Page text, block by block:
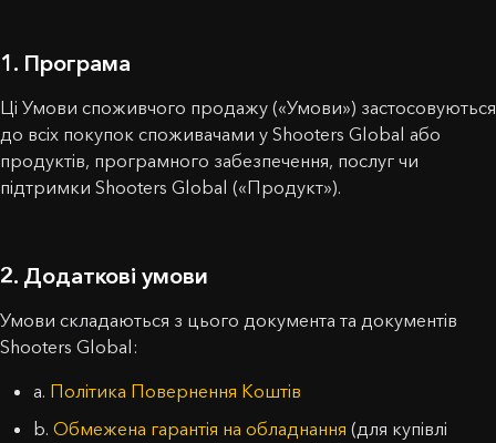
1. Програма
Ці Умови споживчого продажу («Умови») застосовуються
до всіх покупок споживачами у Shooters Global або
продуктів, програмного забезпечення, послуг чи
підтримки Shooters Global («Продукт»).
2. Додаткові умови
Умови складаються з цього документа та документів
Shooters Global:
a. Політика Повернення Коштів
b. Обмежена гарантія на обладнання (для купівлі